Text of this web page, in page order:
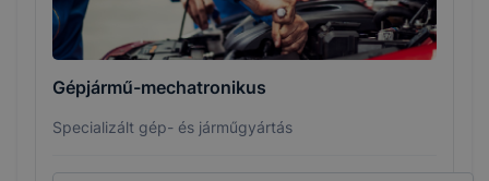
Gépjármű-mechatronikus
Specializált gép- és járműgyártás